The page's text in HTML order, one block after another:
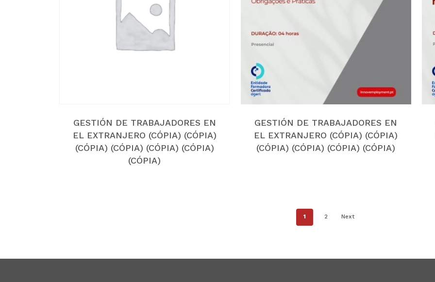
GESTIÓN DE TRABAJADORES EN
EL EXTRANJERO (CÓPIA) (CÓPIA)
(CÓPIA) (CÓPIA) (CÓPIA) (CÓPIA)
(CÓPIA)
GESTIÓN DE TRABAJADORES EN
EL EXTRANJERO (CÓPIA) (CÓPIA)
(CÓPIA) (CÓPIA) (CÓPIA) (CÓPIA)
1 2 Next